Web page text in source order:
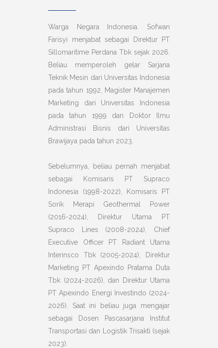
Warga Negara Indonesia. Sofwan
Farisyi menjabat sebagai Direktur PT
Sillomaritime Perdana Tbk sejak 2026.
Beliau memperoleh gelar Sarjana
Teknik Mesin dari Universitas Indonesia
pada tahun 1992, Magister Manajemen
Marketing dari Universitas Indonesia
pada tahun 1999 dan Doktor Ilmu
Administrasi Bisnis dari Universitas
Brawijaya pada tahun 2023.
Sebelumnya, beliau pernah menjabat
sebagai Komisaris PT Supraco
Indonesia (1998-2022), Komisaris PT
Sorik Merapi Geothermal Power
(2016-2024), Direktur Utama PT
Supraco Lines (2008-2024), Chief
Executive Officer PT Radiant Utama
Interinsco Tbk (2005-2024), Direktur
Marketing PT Apexindo Pratama Duta
Tbk (2024-2026), dan Direktur Utama
PT Apexindo Energi Investindo (2024-
2026). Saat ini beliau juga mengajar
sebagai Dosen Pascasarjana Institut
Transportasi dan Logistik Trisakti (sejak
2023).